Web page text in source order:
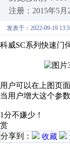
注册：2015年5月
发表于：2022-09-19
科威SC系列快速门
用户可以在上图页
当用户增大这个参
1分不嫌少！
赏
分享到：
收藏